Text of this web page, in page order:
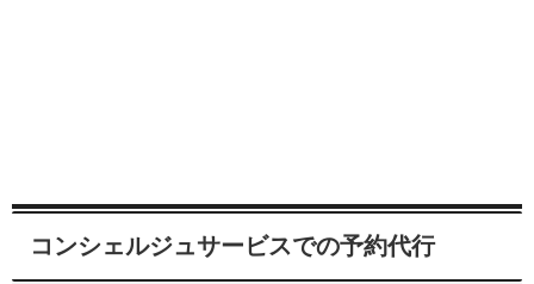
コンシェルジュサービスでの予約代行